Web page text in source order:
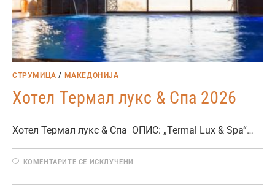
СТРУМИЦА / МАКЕДОНИЈА
Хотел Термал лукс & Спа 2026
Хотел Термал лукс & Спа ОПИС: „Termal Lux & Spa“…
КОМЕНТАРИТЕ СЕ ИСКЛУЧЕНИ